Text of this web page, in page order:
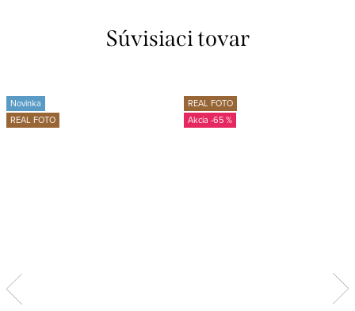
Súvisiaci tovar
Novinka
REAL FOTO
REAL FOTO
-65 %